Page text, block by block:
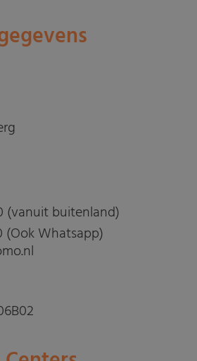
(vanuit buitenland)
(Ook Whatsapp)